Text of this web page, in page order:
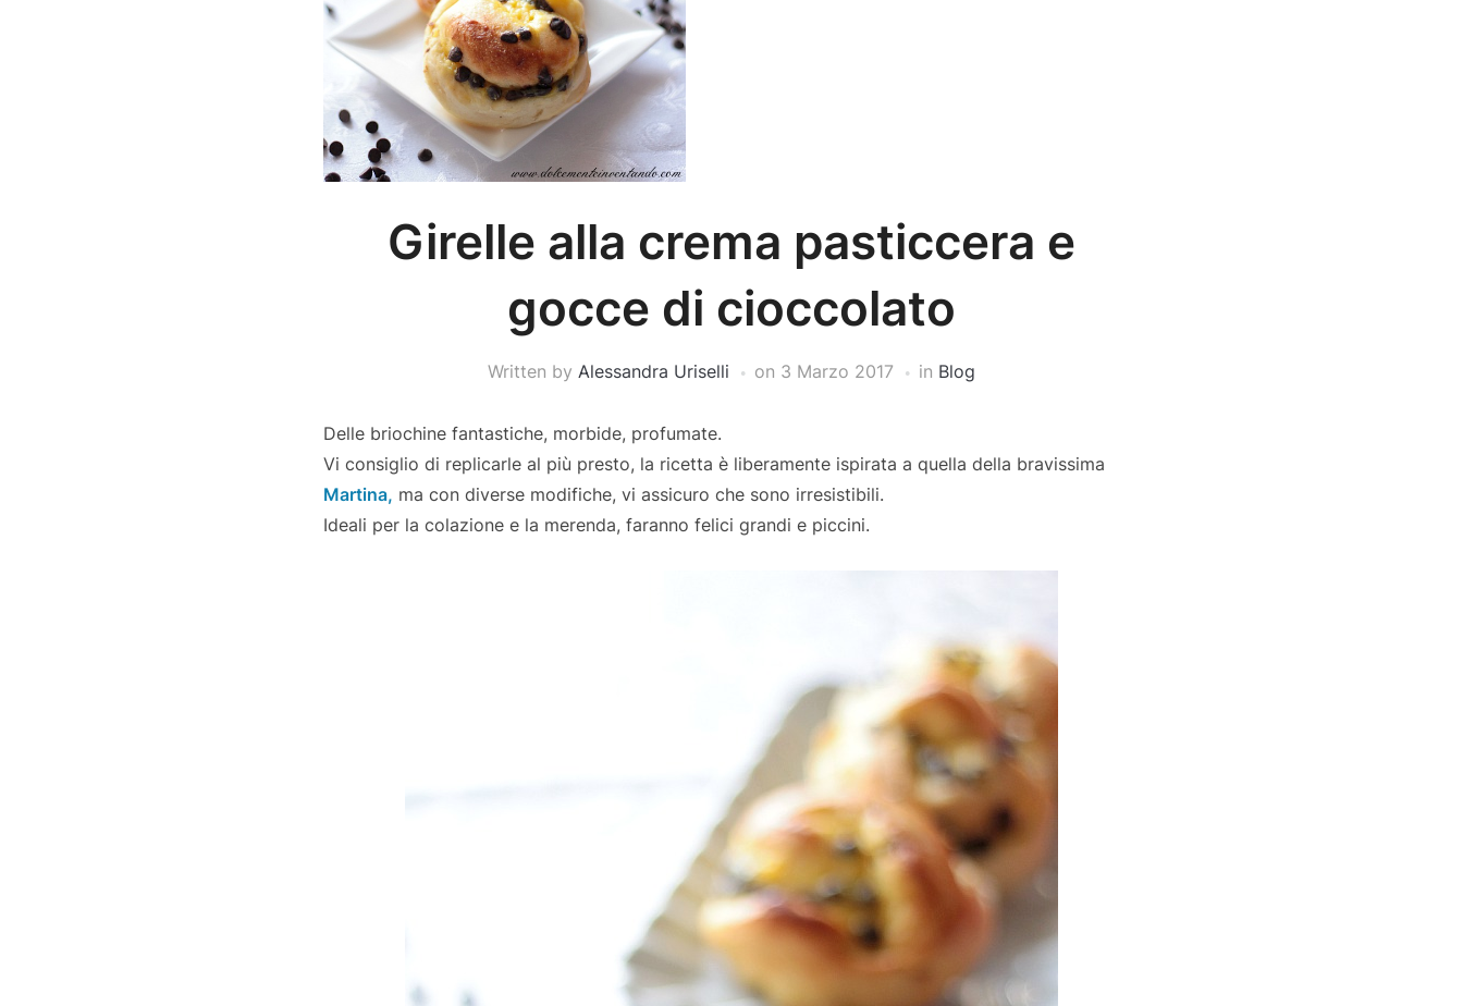
Girelle alla crema pasticcera e
gocce di cioccolato
Written by Alessandra Uriselli on 3 Marzo 2017 in Blog
Delle briochine fantastiche, morbide, profumate.
Vi consiglio di replicarle al più presto, la ricetta è liberamente ispirata a quella della bravissima
Martina, ma con diverse modifiche, vi assicuro che sono irresistibili.
Ideali per la colazione e la merenda, faranno felici grandi e piccini.